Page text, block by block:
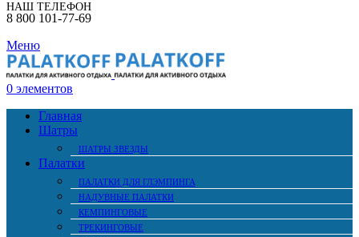
НАШ ТЕЛЕФОН
8 800 101-77-69
Меню
0 элементов
Главная
Шатры
ШАТРЫ ЗВЕЗДЫ
Палатки
ПАЛАТКИ ДЛЯ ГЛЭМПИНГА
НАДУВНЫЕ ПАЛАТКИ
КЕМПИНГОВЫЕ
ТРЕКИНГОВЫЕ